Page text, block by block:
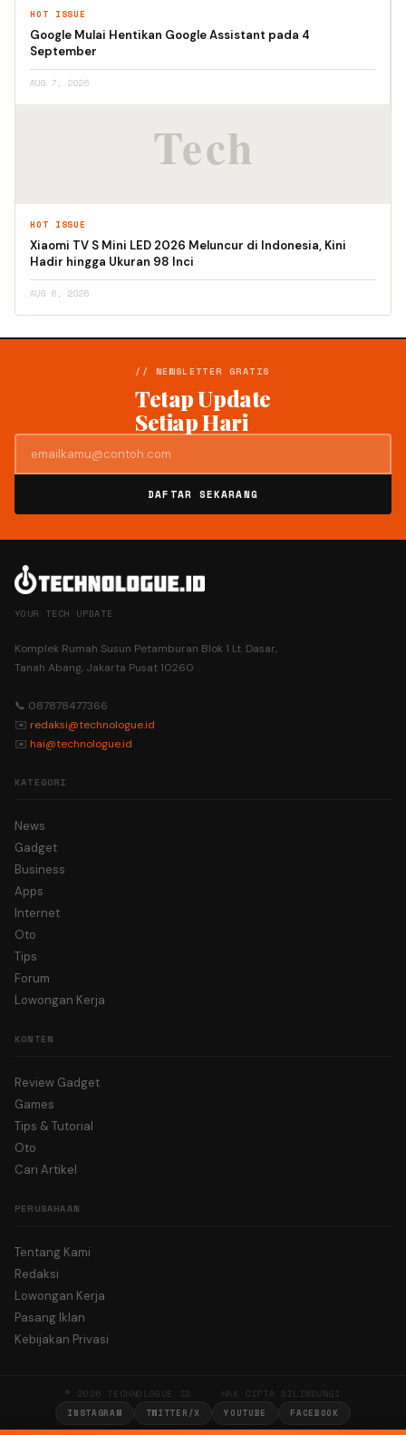
HOT ISSUE
Google Mulai Hentikan Google Assistant pada 4
September
AUG 7, 2026
HOT ISSUE
Xiaomi TV S Mini LED 2026 Meluncur di Indonesia, Kini
Hadir hingga Ukuran 98 Inci
AUG 6, 2026
// NEWSLETTER GRATIS
Tetap Update
Setiap Hari
DAFTAR SEKARANG
YOUR TECH UPDATE
Komplek Rumah Susun Petamburan Blok 1 Lt. Dasar,
Tanah Abang, Jakarta Pusat 10260
📞 087878477366
✉️ redaksi@technologue.id
✉️ hai@technologue.id
KATEGORI
News
Gadget
Business
Apps
Internet
Oto
Tips
Forum
Lowongan Kerja
KONTEN
Review Gadget
Games
Tips & Tutorial
Oto
Cari Artikel
PERUSAHAAN
Tentang Kami
Redaksi
Lowongan Kerja
Pasang Iklan
Kebijakan Privasi
© 2026 TECHNOLOGUE.ID · HAK CIPTA DILINDUNGI
INSTAGRAM TWITTER/X YOUTUBE FACEBOOK